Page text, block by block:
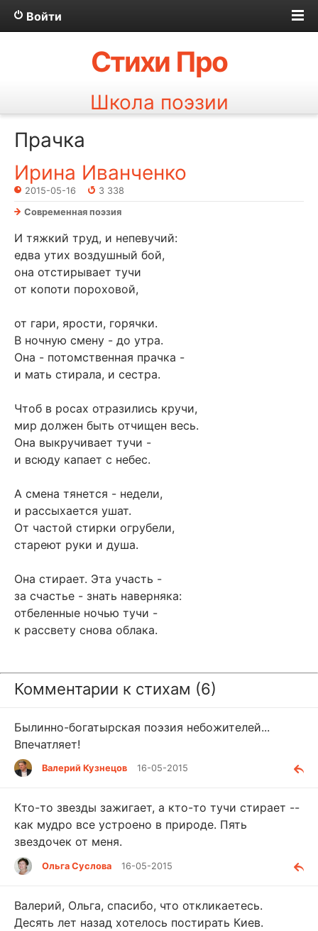
Войти
Стихи Про
Школа поэзии
Прачка
Ирина Иванченко
2015-05-16
3 338
Современная поэзия
И тяжкий труд, и непевучий:
едва утих воздушный бой,
она отстирывает тучи
от копоти пороховой,
от гари, ярости, горячки.
В ночную смену - до утра.
Она - потомственная прачка -
и мать стирала, и сестра.
Чтоб в росах отразились кручи,
мир должен быть отчищен весь.
Она выкручивает тучи -
и всюду капает с небес.
А смена тянется - недели,
и рассыхается ушат.
От частой стирки огрубели,
стареют руки и душа.
Она стирает. Эта участь -
за счастье - знать наверняка:
отбеленные ночью тучи -
к рассвету снова облака.
Комментарии к стихам (6)
Былинно-богатырская поэзия небожителей...
Впечатляет!
Валерий Кузнецов 16-05-2015
Кто-то звезды зажигает, а кто-то тучи стирает --
как мудро все устроено в природе. Пять
звездочек от меня.
Ольга Суслова 16-05-2015
Валерий, Ольга, спасибо, что откликаетесь.
Десять лет назад хотелось постирать Киев.